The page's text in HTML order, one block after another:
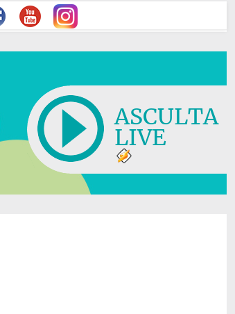
ASCULTA
LIVE